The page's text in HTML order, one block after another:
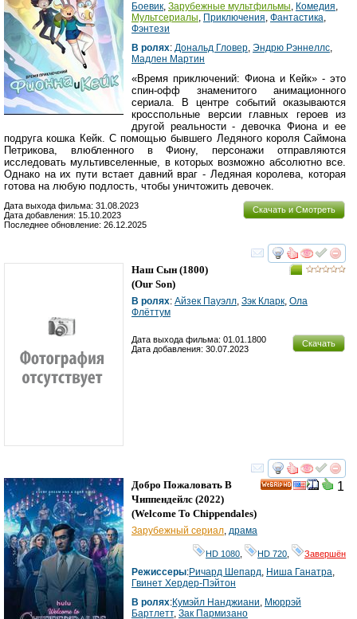
Боевик, Зарубежные мультфильмы, Комедия,
Мультсериалы, Приключения, Фантастика,
Фэнтези
В ролях: Дональд Гловер, Эндрю Рэннеллс,
Мадлен Мартин
«Время приключений: Фиона и Кейк» - это
спин-офф знаменитого анимационного
сериала. В центре событий оказываются
кросспольные версии главных героев из
другой реальности - девочка Фиона и ее
подруга кошка Кейк. С помощью бывшего Ледяного короля Саймона
Петрикова, влюбленного в Фиону, персонажи отправляются
исследовать мультивселенные, в которых возможно абсолютно все.
Однако на их пути встает давний враг - Ледяная королева, которая
готова на любую подлость, чтобы уничтожить девочек.
Скачать и Смотреть
Дата выхода фильма: 31.08.2023
Дата добавления: 15.10.2023
Последнее обновление: 26.12.2025
смотреть
Наш Сын (1800)
(Our Son)
В ролях: Айзек Пауэлл, Зэк Кларк, Ола
Флёттум
Скачать
Дата выхода фильма: 01.01.1800
Дата добавления: 30.07.2023
смотреть
1
Добро Пожаловать В
Чиппендейлс (2022)
(Welcome To Chippendales)
Зарубежный сериал, драма
HD 1080 HD 720 Завершён
Режиссеры:Ричард Шепард, Ниша Ганатра,
Гвинет Хердер-Пэйтон
В ролях:Кумэйл Нанджиани, Мюррэй
Бартлетт, Зак Пармизано